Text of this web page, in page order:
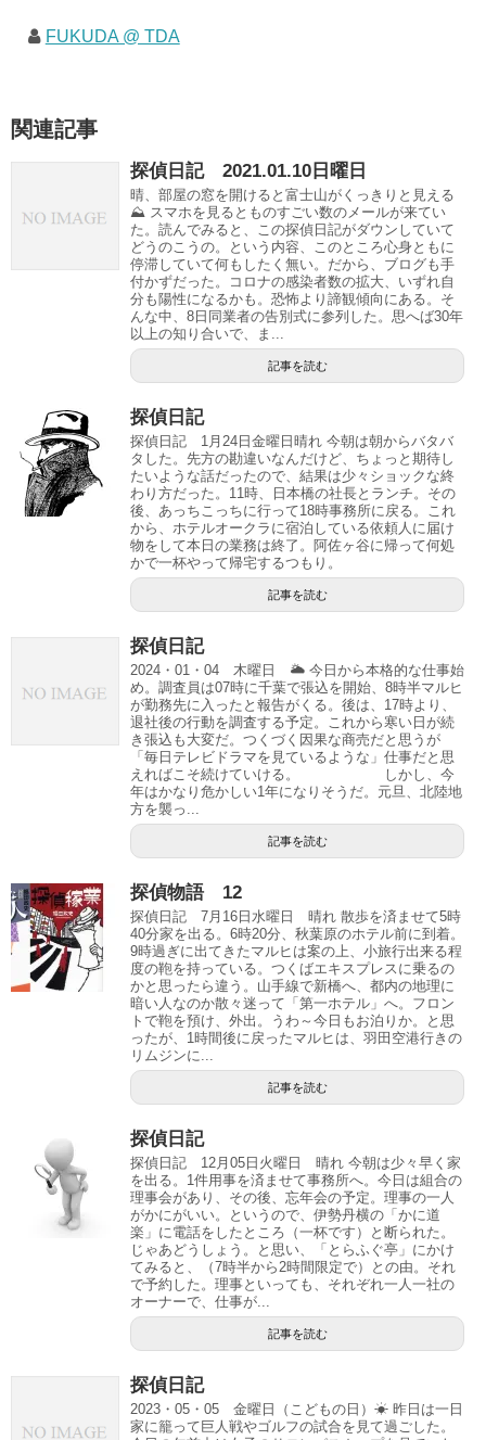
FUKUDA @ TDA
関連記事
探偵日記 2021.01.10日曜日
晴、部屋の窓を開けると富士山がくっきりと見える
⛰ スマホを見るとものすごい数のメールが来てい
た。読んでみると、この探偵日記がダウンしていて
どうのこうの。という内容、このところ心身ともに
停滞していて何もしたく無い。だから、ブログも手
付かずだった。コロナの感染者数の拡大、いずれ自
分も陽性になるかも。恐怖より諦観傾向にある。そ
んな中、8日同業者の告別式に参列した。思へば30年
以上の知り合いで、ま...
記事を読む
探偵日記
探偵日記 1月24日金曜日晴れ 今朝は朝からバタバ
タした。先方の勘違いなんだけど、ちょっと期待し
たいような話だったので、結果は少々ショックな終
わり方だった。11時、日本橋の社長とランチ。その
後、あっちこっちに行って18時事務所に戻る。これ
から、ホテルオークラに宿泊している依頼人に届け
物をして本日の業務は終了。阿佐ヶ谷に帰って何処
かで一杯やって帰宅するつもり。
記事を読む
探偵日記
2024・01・04 木曜日 🌥 今日から本格的な仕事始
め。調査員は07時に千葉で張込を開始、8時半マルヒ
が勤務先に入ったと報告がくる。後は、17時より、
退社後の行動を調査する予定。これから寒い日が続
き張込も大変だ。つくづく因果な商売だと思うが
「毎日テレビドラマを見ているような」仕事だと思
えればこそ続けていける。 しかし、今
年はかなり危かしい1年になりそうだ。元旦、北陸地
方を襲っ...
記事を読む
探偵物語 12
探偵日記 7月16日水曜日 晴れ 散歩を済ませて5時
40分家を出る。6時20分、秋葉原のホテル前に到着。
9時過ぎに出てきたマルヒは案の上、小旅行出来る程
度の鞄を持っている。つくばエキスプレスに乗るの
かと思ったら違う。山手線で新橋へ、都内の地理に
暗い人なのか散々迷って「第一ホテル」へ。フロン
トで鞄を預け、外出。うわ～今日もお泊りか。と思
ったが、1時間後に戻ったマルヒは、羽田空港行きの
リムジンに...
記事を読む
探偵日記
探偵日記 12月05日火曜日 晴れ 今朝は少々早く家
を出る。1件用事を済ませて事務所へ。今日は組合の
理事会があり、その後、忘年会の予定。理事の一人
がかにがいい。というので、伊勢丹横の「かに道
楽」に電話をしたところ（一杯です）と断られた。
じゃあどうしょう。と思い、「とらふぐ亭」にかけ
てみると、（7時半から2時間限定で）との由。それ
で予約した。理事といっても、それぞれ一人一社の
オーナーで、仕事が...
記事を読む
探偵日記
2023・05・05 金曜日（こどもの日）☀ 昨日は一日
家に籠って巨人戦やゴルフの試合を見て過ごした。